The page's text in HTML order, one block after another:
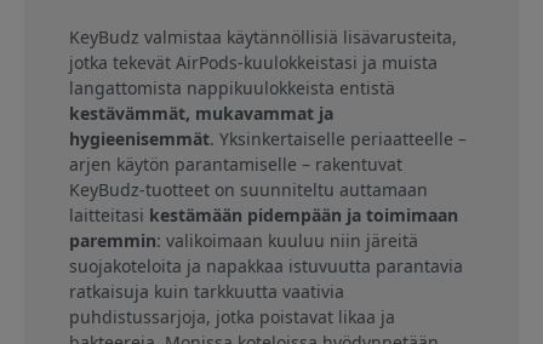
KeyBudz valmistaa käytännöllisiä lisävarusteita,
jotka tekevät AirPods-kuulokkeistasi ja muista
langattomista nappikuulokkeista entistä
kestävämmät, mukavammat ja
hygieenisemmät. Yksinkertaiselle periaatteelle –
arjen käytön parantamiselle – rakentuvat
KeyBudz-tuotteet on suunniteltu auttamaan
laitteitasi kestämään pidempään ja toimimaan
paremmin: valikoimaan kuuluu niin järeitä
suojakoteloita ja napakkaa istuvuutta parantavia
ratkaisuja kuin tarkkuutta vaativia
puhdistussarjoja, jotka poistavat likaa ja